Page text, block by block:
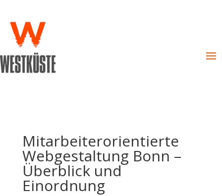
Mitarbeiterorientierte
Webgestaltung Bonn –
Überblick und
Einordnung